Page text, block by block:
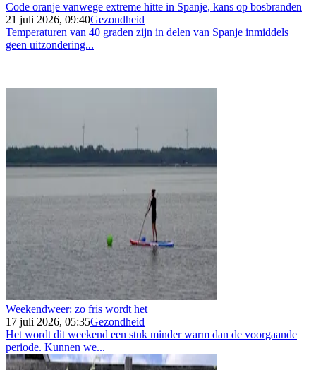
Code oranje vanwege extreme hitte in Spanje, kans op bosbranden
21 juli 2026, 09:40Gezondheid
Temperaturen van 40 graden zijn in delen van Spanje inmiddels
geen uitzondering...
Weekendweer: zo fris wordt het
17 juli 2026, 05:35Gezondheid
Het wordt dit weekend een stuk minder warm dan de voorgaande
periode. Kunnen we...